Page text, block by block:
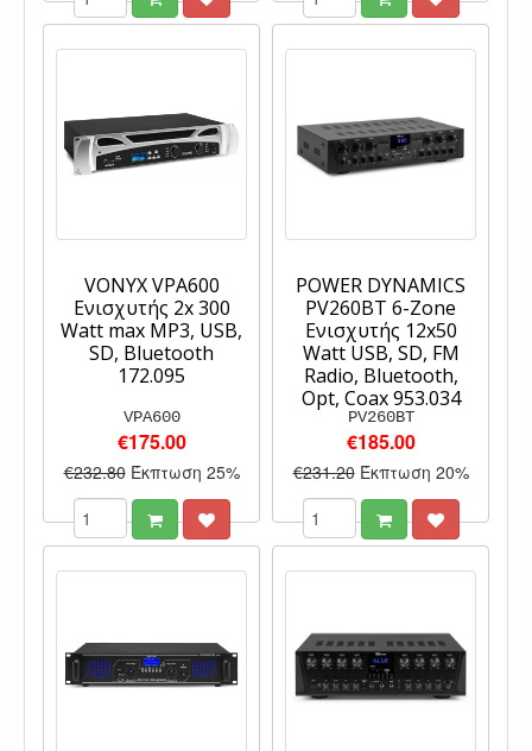
VONYX VPA600
Ενισχυτής 2x 300
Watt max MP3, USB,
SD, Bluetooth
172.095
VPA600
€175.00
€232.80 Έκπτωση 25%
POWER DYNAMICS
PV260BT 6-Zone
Eνισχυτής 12x50
Watt USB, SD, FM
Radio, Bluetooth,
Opt, Coax 953.034
PV260BT
€185.00
€231.20 Έκπτωση 20%